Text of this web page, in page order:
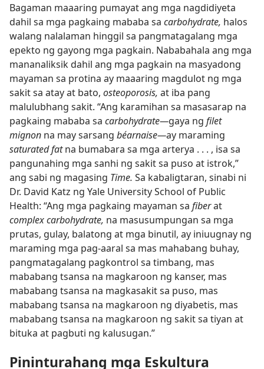
Bagaman maaaring pumayat ang mga nagdidiyeta
dahil sa mga pagkaing mababa sa carbohydrate, halos
walang nalalaman hinggil sa pangmatagalang mga
epekto ng gayong mga pagkain. Nababahala ang mga
mananaliksik dahil ang mga pagkain na masyadong
mayaman sa protina ay maaaring magdulot ng mga
sakit sa atay at bato, osteoporosis, at iba pang
malulubhang sakit. “Ang karamihan sa masasarap na
pagkaing mababa sa carbohydrate​—gaya ng filet
mignon na may sarsang béarnaise​—ay maraming
saturated fatna bumabara sa mga arterya . . . , isa sa
pangunahing mga sanhi ng sakit sa puso at istrok,”
ang sabi ng magasing Time. Sa kabaligtaran, sinabi ni
Dr. David Katz ng Yale University School of Public
Health: “Ang mga pagkaing mayaman sa fiberat
complex carbohydrate, na masusumpungan sa mga
prutas, gulay, balatong at mga binutil, ay iniuugnay ng
maraming mga pag-aaral sa mas mahabang buhay,
pangmatagalang pagkontrol sa timbang, mas
mababang tsansa na magkaroon ng kanser, mas
mababang tsansa na magkasakit sa puso, mas
mababang tsansa na magkaroon ng diyabetis, mas
mababang tsansa na magkaroon ng sakit sa tiyan at
bituka at pagbuti ng kalusugan.”
Pininturahang mga Eskultura